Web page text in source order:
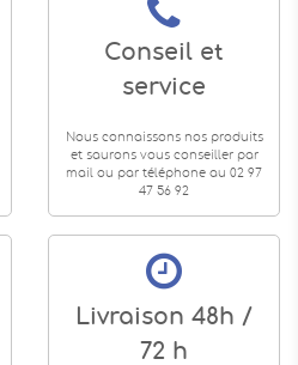
Conseil et
service
Nous connaissons nos produits
et saurons vous conseiller par
mail ou par téléphone au 02 97
47 56 92
Livraison 48h /
72 h